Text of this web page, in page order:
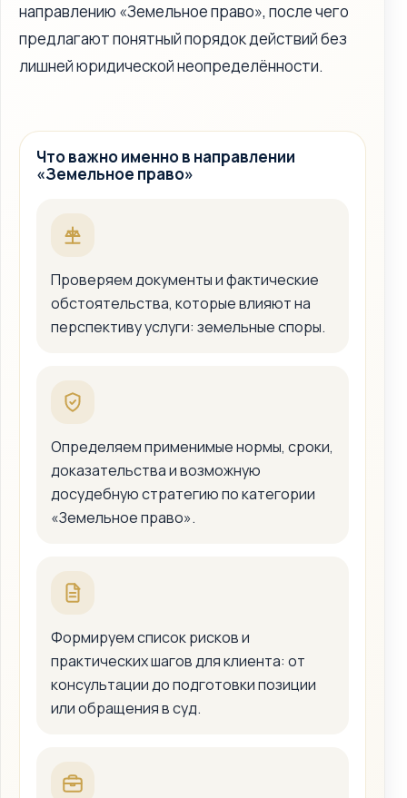
направлению «Земельное право», после чего
предлагают понятный порядок действий без
лишней юридической неопределённости.
Что важно именно в направлении
«Земельное право»
Проверяем документы и фактические
обстоятельства, которые влияют на
перспективу услуги: земельные споры.
Определяем применимые нормы, сроки,
доказательства и возможную
досудебную стратегию по категории
«Земельное право».
Формируем список рисков и
практических шагов для клиента: от
консультации до подготовки позиции
или обращения в суд.